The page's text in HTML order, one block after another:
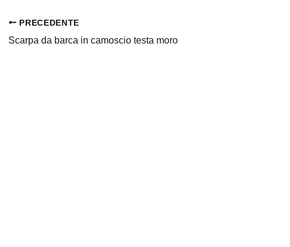
PRECEDENTE
Scarpa da barca in camoscio testa moro